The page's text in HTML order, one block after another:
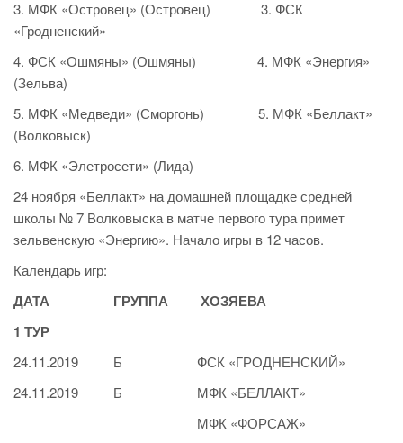
3. МФК «Островец» (Островец) 3. ФСК
«Гродненский»
4. ФСК «Ошмяны» (Ошмяны) 4. МФК «Энергия»
(Зельва)
5. МФК «Медведи» (Сморгонь) 5. МФК «Беллакт»
(Волковыск)
6. МФК «Элетросети» (Лида)
24 ноября «Беллакт» на домашней площадке средней
школы № 7 Волковыска в матче первого тура примет
зельвенскую «Энергию». Начало игры в 12 часов.
Календарь игр:
ДАТА ГРУППА
ХОЗЯЕВА
1 ТУР
24.11.2019 Б
ФСК «ГРОДНЕНСКИЙ»
24.11.2019
Б
МФК «БЕЛЛАКТ»
МФК «ФОРСАЖ»